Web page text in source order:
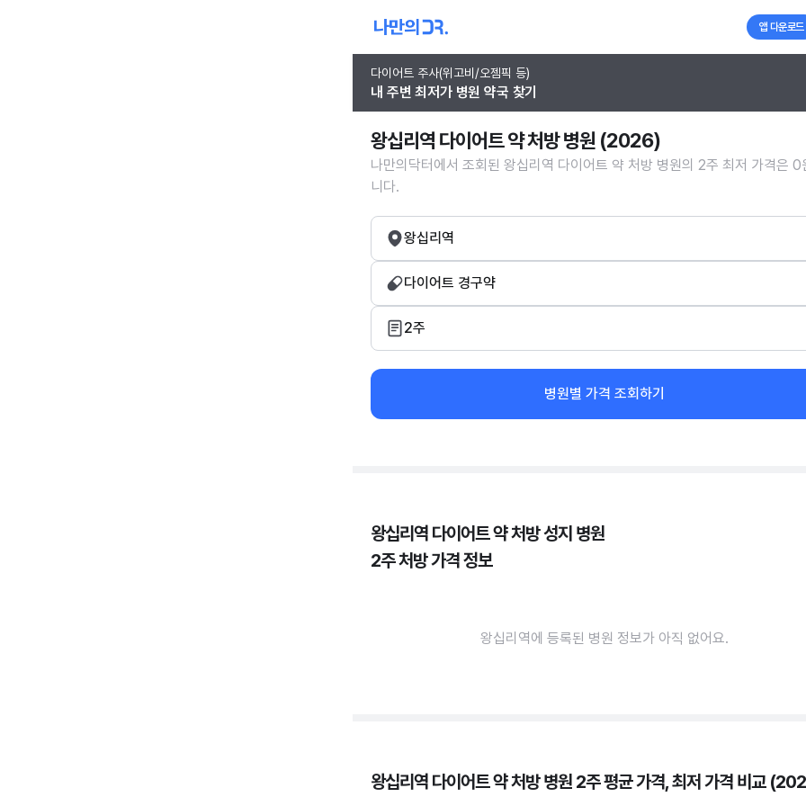
앱 다운로드
다이어트 주사(위고비/오젬픽 등)
내 주변 최저가 병원 약국 찾기
왕십리역 다이어트 약 처방 병원 (2026)
나만의닥터에서 조회된 왕십리역 다이어트 약 처방 병원의 2주 최저 가격은 0
니다.
왕십리역
다이어트 경구약
2주
병원별 가격 조회하기
왕십리역 다이어트 약 처방 성지 병원
2주 처방 가격 정보
왕십리역에 등록된 병원 정보가 아직 없어요.
왕십리역 다이어트 약 처방 병원 2주 평균 가격, 최저 가격 비교